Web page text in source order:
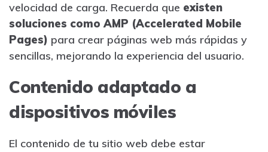
velocidad de carga. Recuerda que existen
soluciones como AMP (Accelerated Mobile
Pages) para crear páginas web más rápidas y
sencillas, mejorando la experiencia del usuario.
Contenido adaptado a
dispositivos móviles
El contenido de tu sitio web debe estar